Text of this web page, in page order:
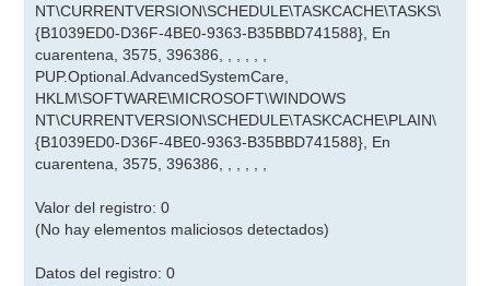
NT\CURRENTVERSION\SCHEDULE\TASKCACHE\TASKS\
{B1039ED0-D36F-4BE0-9363-B35BBD741588}, En
cuarentena, 3575, 396386, , , , , ,
PUP.Optional.AdvancedSystemCare,
HKLM\SOFTWARE\MICROSOFT\WINDOWS
NT\CURRENTVERSION\SCHEDULE\TASKCACHE\PLAIN\
{B1039ED0-D36F-4BE0-9363-B35BBD741588}, En
cuarentena, 3575, 396386, , , , , ,
Valor del registro: 0
(No hay elementos maliciosos detectados)
Datos del registro: 0